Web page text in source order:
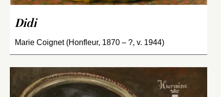
Didi
Marie Coignet (Honfleur, 1870 – ?, v. 1944)